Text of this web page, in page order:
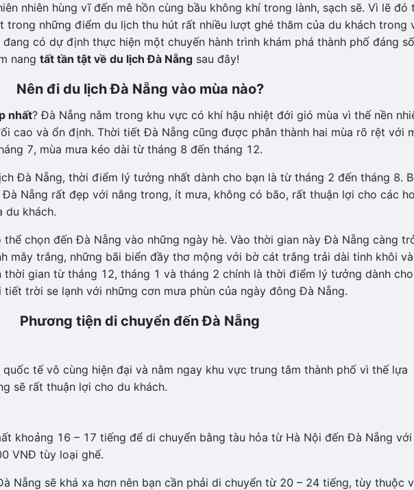
nhiên hùng vĩ đến mê hồn cùng bầu không khí trong lành, sạch sẽ. Vì lẽ đó
trong những điểm du lịch thu hút rất nhiều lượt ghé thăm của du khách trong
có dự định thực hiện một chuyến hành trình khám phá thành phố đáng
nang tất tần tật về du lịch Đà Nẵng sau đây!
Nên đi du lịch Đà Nẵng vào mùa nào?
nhất? Đà Nẵng nằm trong khu vực có khí hậu nhiệt đới gió mùa vì thế nền
cao và ổn định. Thời tiết Đà Nẵng cũng được phân thành hai mùa rõ rệt với
7, mùa mưa kéo dài từ tháng 8 đến tháng 12.
Đà Nẵng, thời điểm lý tưởng nhất dành cho bạn là từ tháng 2 đến tháng 8.
Nẵng rất đẹp với nắng trong, ít mưa, không có bão, rất thuận lợi cho các
du khách.
chọn đến Đà Nẵng vào những ngày hè. Vào thời gian này Đà Nẵng càng
mây trắng, những bãi biển đầy thơ mộng với bờ cát trắng trải dài tinh khôi và
thời gian từ tháng 12, tháng 1 và tháng 2 chính là thời điểm lý tưởng dành
trời se lạnh với những cơn mưa phùn của ngày đông Đà Nẵng.
Phương tiện di chuyển đến Đà Nẵng
tế vô cùng hiện đại và nằm ngay khu vực trung tâm thành phố vì thế lựa
sẽ rất thuận lợi cho du khách.
khoảng 16 – 17 tiếng để di chuyển bằng tàu hỏa từ Hà Nội đến Đà Nẵng với
VNĐ tùy loại ghế.
Nẵng sẽ khá xa hơn nên bạn cần phải di chuyển từ 20 – 24 tiếng, tùy thuộc